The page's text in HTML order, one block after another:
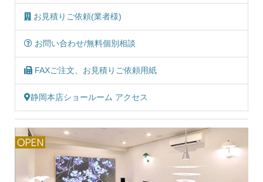
お見積りご依頼(業者様)
お問い合わせ/無料個別相談
FAXご注文、お見積りご依頼用紙
静岡本店ショールーム アクセス